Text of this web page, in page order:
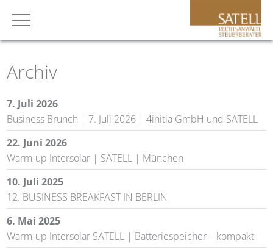
Archiv
7. Juli 2026
Business Brunch | 7. Juli 2026 | 4initia GmbH und SATELL
22. Juni 2026
Warm-up Intersolar | SATELL | München
10. Juli 2025
12. BUSINESS BREAKFAST IN BERLIN
6. Mai 2025
Warm-up Intersolar SATELL | Batteriespeicher – kompakt